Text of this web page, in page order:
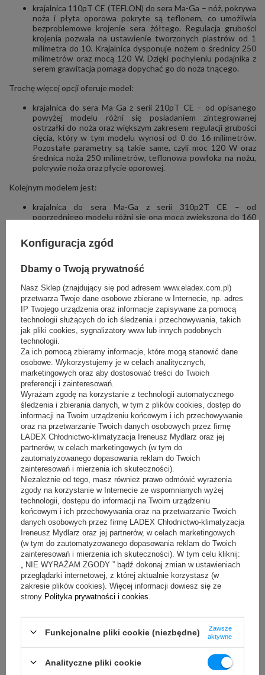
krajalnica 110pT CE (TEFLON) do sera Ma-Ga – nóż, pokrywa
noża i płyta oporowa pokryte są teflonem, co umożliwia
bezproblemowe krojenie sera żółtego. Regulacja grubości
krojenia pozwala na ustawienie tworzonych plastrów od 1
milimetra do 10. Krajalnica dysponuje nożem o średnicy 250
milimetrów oraz mocą 120 W. Dzięki pochyleniu podajnika z
serem grawitacja pomaga dopychać go do noża tnącego.
Trochę więcej opcji oferuje model:
krajalnica do sera Ma-Ga z serii 210pT CE – od opisanego
powyżej modelu różni się posiadaniem zintegrowanej
ostrzałki do noża oraz większym zakresem regulacji grubości
cięcia, który w tym modelu wynosi od 0 do 16 milimetrów.
Pozostałe parametry są takie same, czyli moc 120 W oraz
średnica noża 250 milimetrów, teflonowa powłoka na nożu,
pokrywie noża oraz płycie oporowej.
Kolejnym modelem jest:
krajalnica do sera Ma-Ga z serii 310p2T CE – od
poprzedniego modelu różni się ona mocą zwiększoną do 160
dokładniejszą pracę. Średnica ostrza wynosi 250 milimetrów,
regulacja grubości plastrów 0-16 milimetrów oraz pokrycie
Podobnymi parametrami cechuje się:
krajalnica FAP 300 Celme – krajalnica o mocy 220 W
przeznaczona do pracy w systemie ciągłym. Grubość
plastrów może wynosić od 0 do 16 milimetrów. Średnica noża
wynosi 300 milimetrów, jest on wykonany ze stali pokrytej
powłoką teflonową.
Przy większym obciążeniu pracą jeszcze lepiej sprawdzi się model:
krajalnica do sera Ma-Ga z serii 612pT CE – ten model
dysponuje zdecydowanie większą mocą wynoszącą 250 W,
przekładnią ślimakową oraz większą średnicą noża tnącego –
300 milimetrów. Zakres regulacji grubości cięcia również jest
lepszym od poprzednich modeli i wynosi od 0 do 24
milimetrów. Oczywiście nóż jest pokryty teflonem.
Jeszcze lepsze parametry posiada:
półautomatyczna krajalnica do sera firmy Ma-Ga z serii A2-
812T CE – ten model posiada większą moc wynoszącą 250
W. W trybie automatycznym maszyna będzie kroiła ser do
jego skończenia lub do osiągnięcia zadanej liczby plastrów z
zakresu od 1 do 999, później sama się wyłączy. Taki sposób
działania znacznie przyśpiesza pracę w wielu miejscach oraz
zwalnia pracownika od obsługi maszyny i pozwala mu w tym
czasie zająć się czymś innym. Regulacja cięcia jest możliwa w
zakresie od 0 do 24 milimetrów. Wydajność maszyny to 24
plasterki na minutę. Tak jak we wszystkich modelach do
cięcia sera nóż, pokrywa noża oraz powierzchnia oporowa są
pokryte warstwą teflonu.
Oczywiście wszystkie krajalnice do sera opisane powyżej nadają się
wędliny czy mięso bez kości. Istnieje również możliwość wymiany
ostrza na takie ze stali bez pokrycia warstwą teflonu. W niektórych
zastosowaniach mogą być ważne także inne parametry, które
sprawdzisz w instrukcji urządzenia. Jeżeli maszyna będzie często
przenoszona to istotna może być jej waga, która waha się od 20 do
nawet 60 kilogramów. Duża waga w połączeniu z regulowanymi
Konfiguracja zgód
Dbamy o Twoją prywatność
Nasz Sklep (znajdujący się pod adresem www.eladex.com.pl)
przetwarza Twoje dane osobowe zbierane w Internecie, np. adres
IP Twojego urządzenia oraz informacje zapisywane za pomocą
technologii służących do ich śledzenia i przechowywania, takich
jak pliki cookies, sygnalizatory www lub innych podobnych
technologii.
Za ich pomocą zbieramy informacje, które mogą stanowić dane
osobowe. Wykorzystujemy je w celach analitycznych,
marketingowych oraz aby dostosować treści do Twoich
preferencji i zainteresowań.
Wyrażam zgodę na korzystanie z technologii automatycznego
śledzenia i zbierania danych, w tym z plików cookies, dostęp do
informacji na Twoim urządzeniu końcowym i ich przechowywanie
oraz na przetwarzanie Twoich danych osobowych przez firmę
LADEX Chłodnictwo-klimatyzacja Ireneusz Mydlarz oraz jej
partnerów, w celach marketingowych (w tym do
zautomatyzowanego dopasowania reklam do Twoich
zainteresowań i mierzenia ich skuteczności).
Niezależnie od tego, masz również prawo odmówić wyrażenia
zgody na korzystanie w Internecie ze wspomnianych wyżej
technologii, dostępu do informacji na Twoim urządzeniu
końcowym i ich przechowywania oraz na przetwarzanie Twoich
danych osobowych przez firmę LADEX Chłodnictwo-klimatyzacja
Ireneusz Mydlarz oraz jej partnerów, w celach marketingowych
(w tym do zautomatyzowanego dopasowania reklam do Twoich
zainteresowań i mierzenia ich skuteczności). W tym celu kliknij:
„ NIE WYRAŻAM ZGODY ” bądź dokonaj zmian w ustawieniach
przeglądarki internetowej, z której aktualnie korzystasz (w
zakresie plików cookies). Więcej informacji dowiesz się ze
strony Polityka prywatności i cookies
Funkcjonalne pliki cookie (niezbędne)
Zawsze
aktywne
Analityczne pliki cookie